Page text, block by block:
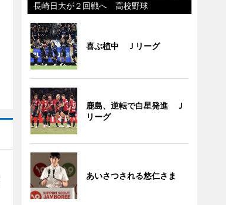
長崎日大が２回戦へ 高校野球
喜ぶ植中 Ｊリーグ
鹿島、逆転で白星発進 Ｊ
リーグ
あいさつされる悠仁さま